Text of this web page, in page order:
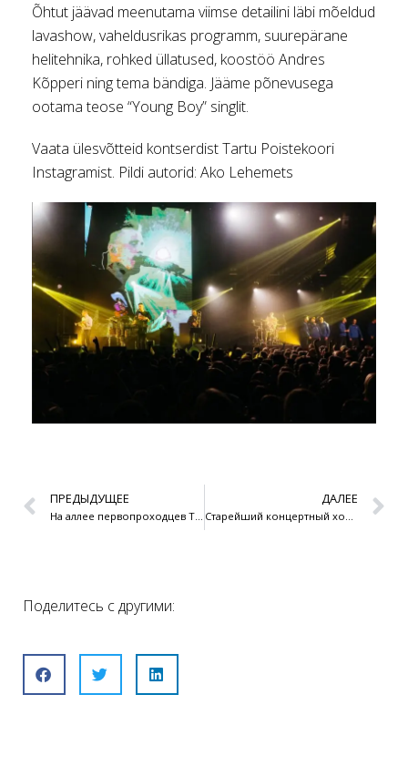
Õhtut jäävad meenutama viimse detailini läbi mõeldud
lavashow, vaheldusrikas programm, suurepärane
helitehnika, rohked üllatused, koostöö Andres
Kõpperi ning tema bändiga. Jääme põnevusega
ootama teose “Young Boy” singlit.
Vaata ülesvõtteid kontserdist Tartu Poistekoori
Instagramist. Pildi autorid: Ako Lehemets
ПРЕДЫДУЩЕЕ
На аллее первопроходцев Тарту открыты новые следы
ДАЛЕЕ
Старейший концертный хор мальчиков Эстонии представляет публике беспрецедентные архивные материалы
Поделитесь с другими: